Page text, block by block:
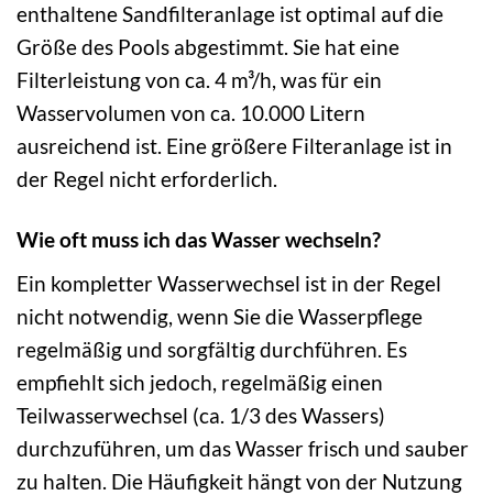
enthaltene Sandfilteranlage ist optimal auf die
Größe des Pools abgestimmt. Sie hat eine
Filterleistung von ca. 4 m³/h, was für ein
Wasservolumen von ca. 10.000 Litern
ausreichend ist. Eine größere Filteranlage ist in
der Regel nicht erforderlich.
Wie oft muss ich das Wasser wechseln?
Ein kompletter Wasserwechsel ist in der Regel
nicht notwendig, wenn Sie die Wasserpflege
regelmäßig und sorgfältig durchführen. Es
empfiehlt sich jedoch, regelmäßig einen
Teilwasserwechsel (ca. 1/3 des Wassers)
durchzuführen, um das Wasser frisch und sauber
zu halten. Die Häufigkeit hängt von der Nutzung